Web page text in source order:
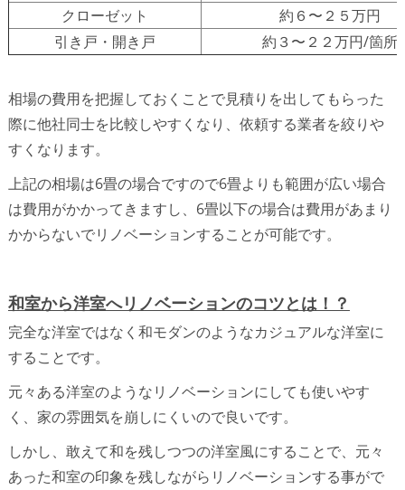
クローゼット
約６〜２５万円
引き戸・開き戸
約３〜２２万円/箇所
相場の費用を把握しておくことで見積りを出してもらった
際に他社同士を比較しやすくなり、依頼する業者を絞りや
すくなります。
上記の相場は6畳の場合ですので6畳よりも範囲が広い場合
は費用がかかってきますし、6畳以下の場合は費用があまり
かからないでリノベーションすることが可能です。
和室から洋室へリノベーションのコツとは！？
完全な洋室ではなく和モダンのようなカジュアルな洋室に
することです。
元々ある洋室のようなリノベーションにしても使いやす
く、家の雰囲気を崩しにくいので良いです。
しかし、敢えて和を残しつつの洋室風にすることで、元々
あった和室の印象を残しながらリノベーションする事がで